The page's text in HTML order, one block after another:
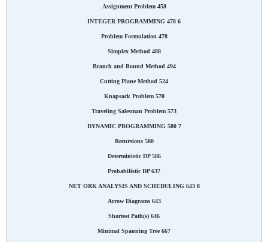
Assignment Problem 458
6 INTEGER PROGRAMMING 478
Problem Formulation 478
Simplex Method 488
Branch and Bound Method 494
Cutting Plane Method 524
Knapsack Problem 570
Traveling Salesman Problem 573
7 DYNAMIC PROGRAMMING 580
Recursions 580
Deterministic DP 586
Probabilistic DP 637
8 NET ORK ANALYSIS AND SCHEDULING 643
Arrow Diagrams 643
Shortest Path(s) 646
Minimal Spanning Tree 667